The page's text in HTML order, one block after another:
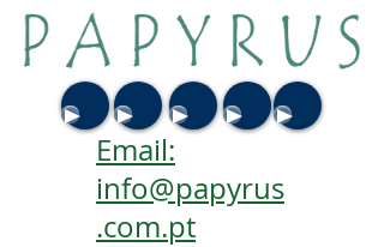
Email:
info@papyrus
.com.pt